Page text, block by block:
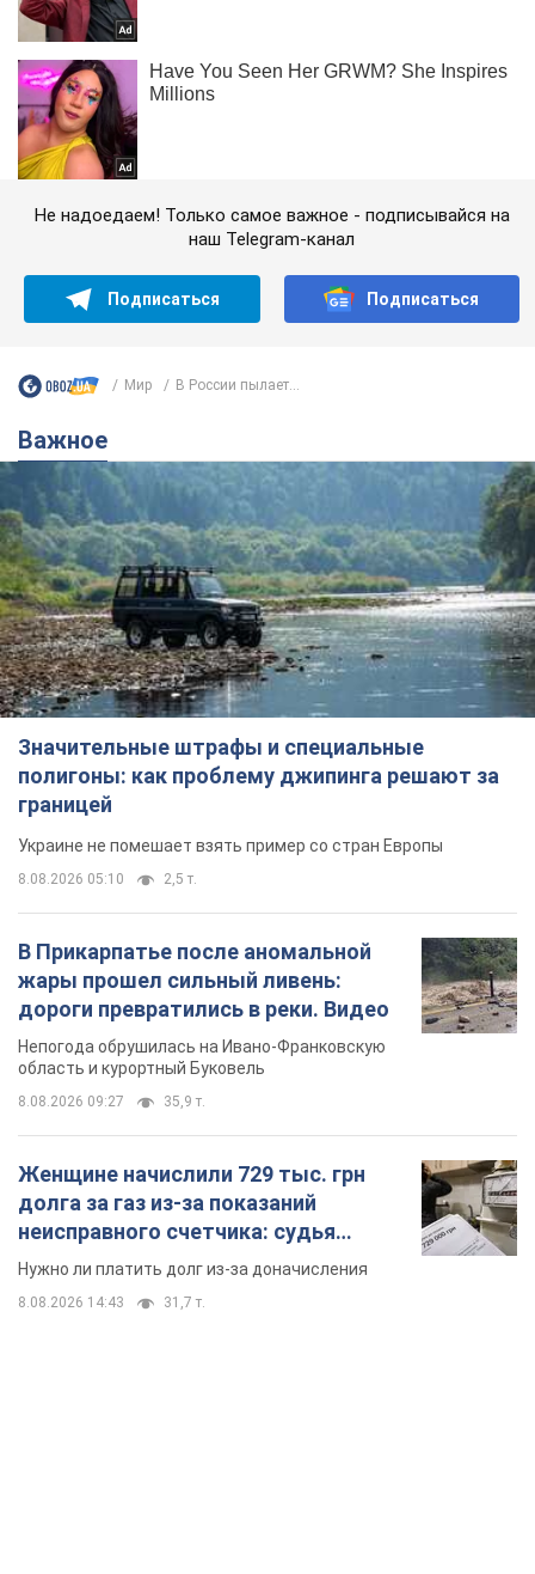
Не надоедаем! Только самое важное - подписывайся на
наш Telegram-канал
Подписаться Подписаться
Мир В России пылает...
Важное
Значительные штрафы и специальные
полигоны: как проблему джипинга решают за
границей
Украине не помешает взять пример со стран Европы
8.08.2026 05:10 2,5 т.
В Прикарпатье после аномальной
жары прошел сильный ливень:
дороги превратились в реки. Видео
Непогода обрушилась на Ивано-Франковскую
область и курортный Буковель
8.08.2026 09:27 35,9 т.
Женщине начислили 729 тыс. грн
долга за газ из-за показаний
неисправного счетчика: судья
вынес неожиданное решение
Нужно ли платить долг из-за доначисления
8.08.2026 14:43 31,7 т.